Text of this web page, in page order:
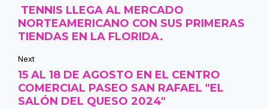
TENNIS LLEGA AL MERCADO
NORTEAMERICANO CON SUS PRIMERAS
TIENDAS EN LA FLORIDA.
Next
15 AL 18 DE AGOSTO EN EL CENTRO
COMERCIAL PASEO SAN RAFAEL "EL
SALÓN DEL QUESO 2024"